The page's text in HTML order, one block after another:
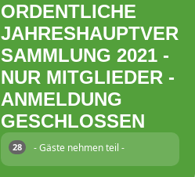
ORDENTLICHE
JAHRESHAUPTVER
SAMMLUNG 2021 -
NUR MITGLIEDER -
ANMELDUNG
GESCHLOSSEN
28 - Gäste nehmen teil -